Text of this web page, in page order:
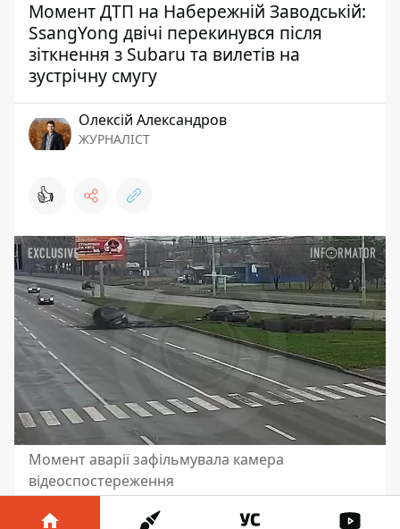
Момент ДТП на Набережній Заводській:
SsangYong двічі перекинувся після
зіткнення з Subaru та вилетів на
зустрічну смугу
Олексій Александров
ЖУРНАЛІСТ
👍
Момент аварії зафільмувала камера
відеоспостереження
11 грудня у Дніпрі на Набережній